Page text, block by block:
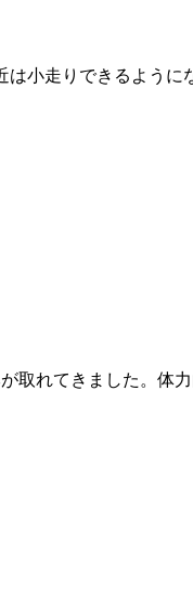
小走りできるように
取れてきました。体